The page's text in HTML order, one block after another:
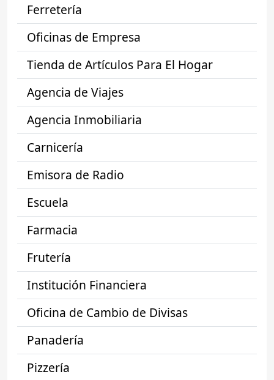
Ferretería
Oficinas de Empresa
Tienda de Artículos Para El Hogar
Agencia de Viajes
Agencia Inmobiliaria
Carnicería
Emisora de Radio
Escuela
Farmacia
Frutería
Institución Financiera
Oficina de Cambio de Divisas
Panadería
Pizzería